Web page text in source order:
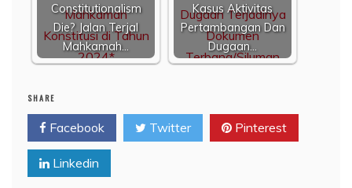
Constitutionalism
Die? Jalan Terjal
Mahkamah…
Kasus Aktivitas
Pertambangan Dan
Dugaan…
SHARE
Facebook Twitter Pinterest
Linkedin